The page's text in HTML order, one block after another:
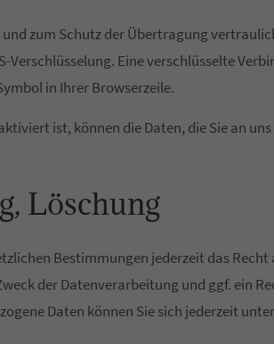
zum Schutz der Übertragung
Verschlüsselung. Eine verschlüsselte
in Ihrer Browserzeile.
ist, können die Daten, die Sie an
Löschung
Bestimmungen jederzeit das
der Datenverarbeitung und ggf. ein
Daten können Sie sich jederzeit